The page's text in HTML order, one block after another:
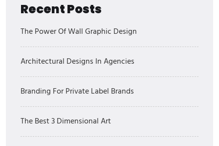
Recent Posts
The Power Of Wall Graphic Design
Architectural Designs In Agencies
Branding For Private Label Brands
The Best 3 Dimensional Art